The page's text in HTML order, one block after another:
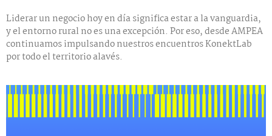
Liderar un negocio hoy en día significa estar a la vanguardia,
y el entorno rural no es una excepción. Por eso, desde AMPEA
continuamos impulsando nuestros encuentros KonektLab
por todo el territorio alavés.